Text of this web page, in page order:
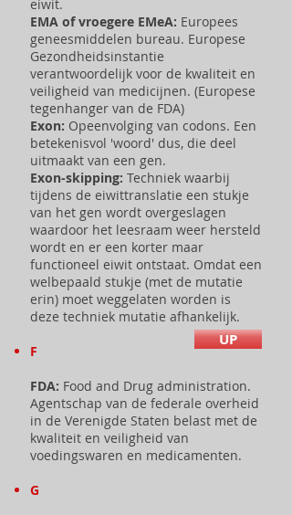
eiwit.
EMA of vroegere EMeA: Europees
geneesmiddelen bureau. Europese
Gezondheidsinstantie
verantwoordelijk voor de kwaliteit en
veiligheid van medicijnen. (Europese
tegenhanger van de FDA)
Exon: Opeenvolging van codons. Een
betekenisvol 'woord' dus, die deel
uitmaakt van een gen.
Exon-skipping: Techniek waarbij
tijdens de eiwittranslatie een stukje
van het gen wordt overgeslagen
waardoor het leesraam weer hersteld
wordt en er een korter maar
functioneel eiwit ontstaat. Omdat een
welbepaald stukje (met de mutatie
erin) moet weggelaten worden is
deze techniek mutatie afhankelijk.
F
FDA: Food and Drug administration.
Agentschap van de federale overheid
in de Verenigde Staten belast met de
kwaliteit en veiligheid van
voedingswaren en medicamenten.
G
UP